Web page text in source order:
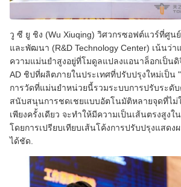
วู ซี ยู ชิง (Wu Xiuqing) วิศวกรซอฟต์แวร์ที่ศูน
และพัฒนา (R&D Technology Center) เน้นว่
ความแม่นยําสูงอยู่ที่โมดูลแปลงแอนาล็อกเป็นดิ
AD ชิปที่ผลิตภายในประเทศที่ปรับปรุงใหม่เป็น
การวัดที่แม่นยําหน่วยนี้รวมระบบการปรับระดับ
สนับสนุนการชดเชยแบบอัตโนมัติหลายจุดที่ไม่
เพียงครั้งเดียว จะทําให้มีความเป็นเส้นตรงสูง
โดยการเปรียบเทียบเส้นโค้งการปรับปรุงแสดง
ได้ชัด.